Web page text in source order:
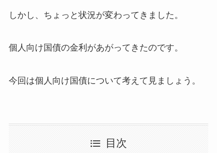
しかし、ちょっと状況が変わってきました。
個人向け国債の金利があがってきたのです。
今回は個人向け国債について考えて見ましょう。
目次